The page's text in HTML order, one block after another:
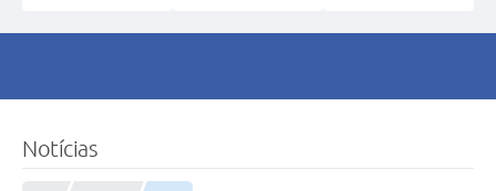
Notícias